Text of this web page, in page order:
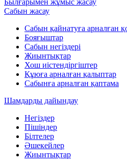
Былғарымен жұмыс жасау
Сабын жасау
Сабын қайнатуға арналған
Бояғыштар
Сабын негіздері
Жиынтықтар
Хош иістендіргіштер
Құюға арналған қалыптар
Сабынға арналған қаптама
Шамдарды дайындау
Негіздер
Пішіндер
Білтелер
Әшекейлер
Жиынтықтар